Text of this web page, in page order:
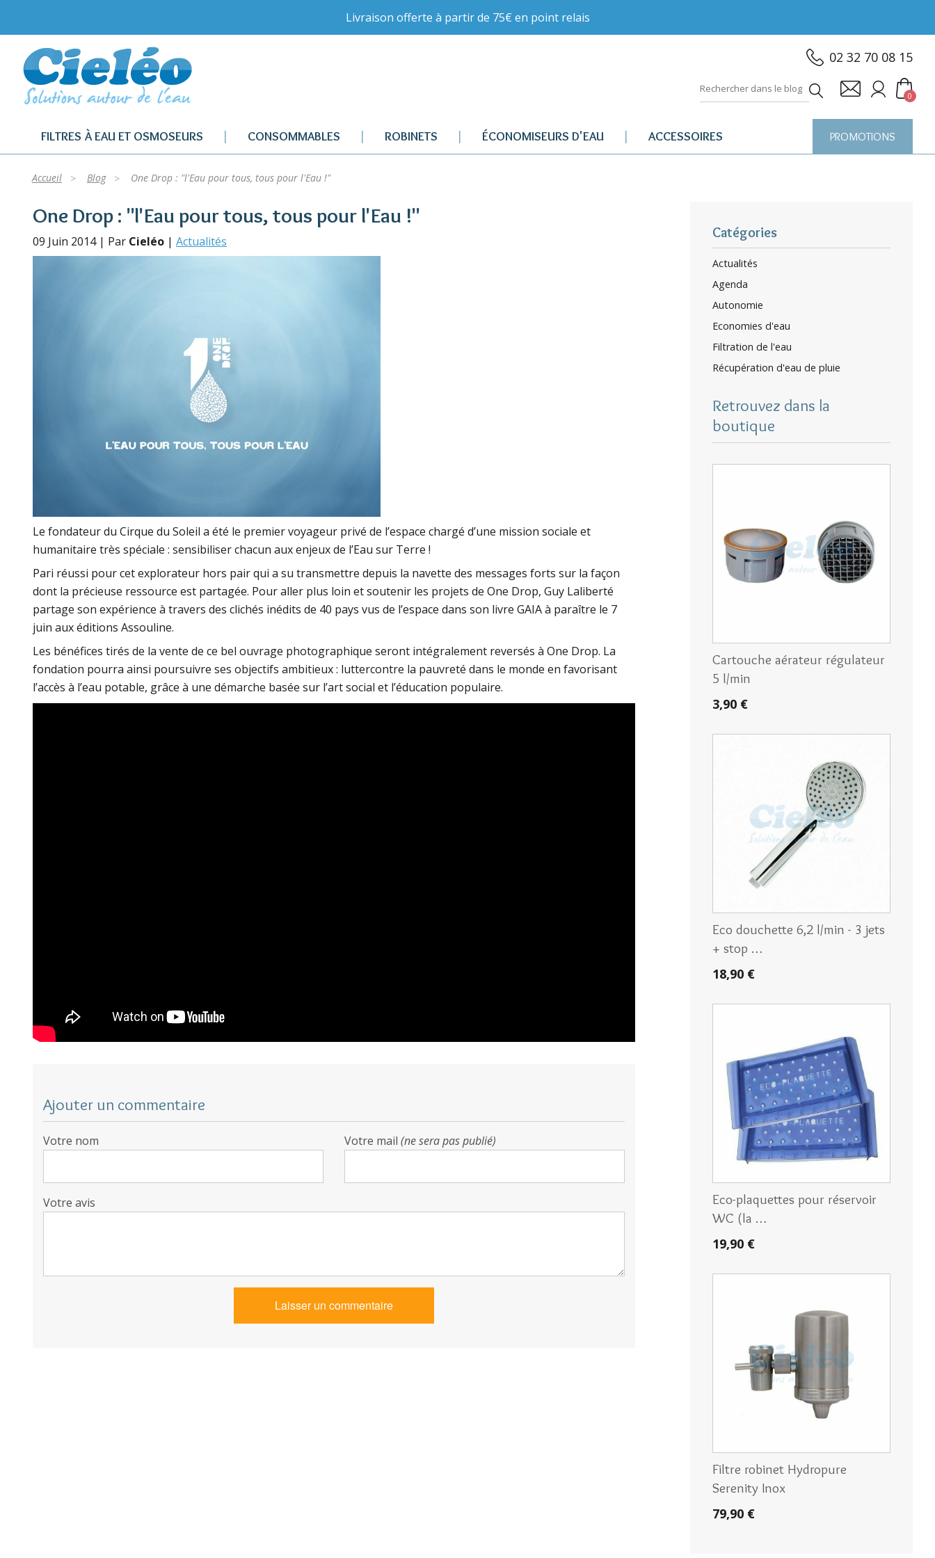
Livraison offerte à partir de 75€ en point relais
02 32 70 08 15
0
FILTRES À EAU ET OSMOSEURS CONSOMMABLES ROBINETS ÉCONOMISEURS D'EAU ACCESSOIRES PROMOTIONS
Accueil Blog One Drop : "l'Eau pour tous, tous pour l'Eau !"
One Drop : "l'Eau pour tous, tous pour l'Eau !"
09 Juin 2014 | Par Cieléo | Actualités
Le fondateur du Cirque du Soleil a été le premier voyageur privé de l’espace chargé d’une mission sociale et
humanitaire très spéciale : sensibiliser chacun aux enjeux de l’Eau sur Terre !
Pari réussi pour cet explorateur hors pair qui a su transmettre depuis la navette des messages forts sur la façon
dont la précieuse ressource est partagée. Pour aller plus loin et soutenir les projets de One Drop, Guy Laliberté
partage son expérience à travers des clichés inédits de 40 pays vus de l’espace dans son livre GAIA à paraître le 7
juin aux éditions Assouline.
Les bénéfices tirés de la vente de ce bel ouvrage photographique seront intégralement reversés à One Drop. La
fondation pourra ainsi poursuivre ses objectifs ambitieux : luttercontre la pauvreté dans le monde en favorisant
l’accès à l’eau potable, grâce à une démarche basée sur l’art social et l’éducation populaire.
Ajouter un commentaire
Votre nom Votre mail (ne sera pas publié)
Votre avis
Catégories
Actualités
Agenda
Autonomie
Economies d'eau
Filtration de l'eau
Récupération d'eau de pluie
Retrouvez dans la
boutique
Cartouche aérateur régulateur
5 l/min
3,90 €
Eco douchette 6,2 l/min - 3 jets
+ stop …
18,90 €
Eco-plaquettes pour réservoir
WC (la …
19,90 €
Filtre robinet Hydropure
Serenity Inox
79,90 €